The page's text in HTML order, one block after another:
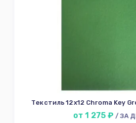
Текстиль 12х12 Chroma Key
от 1 275 ₽ / ЗА